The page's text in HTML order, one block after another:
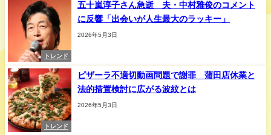
トレンド
五十嵐淳子さん急逝 夫・中村雅俊のコメント
に反響「出会いが人生最大のラッキー」
2026年5月3日
トレンド
ピザーラ不適切動画問題で謝罪 蒲田店休業と
法的措置検討に広がる波紋とは
2026年5月3日